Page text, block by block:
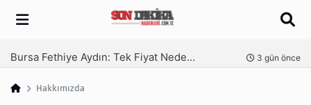
Arama
Bursa Fethiye Aydın: Tek Fiyat Neden Yetmez | Ufuksoy Nakliyat A.Ş 3 gün önce
Hakkımızda